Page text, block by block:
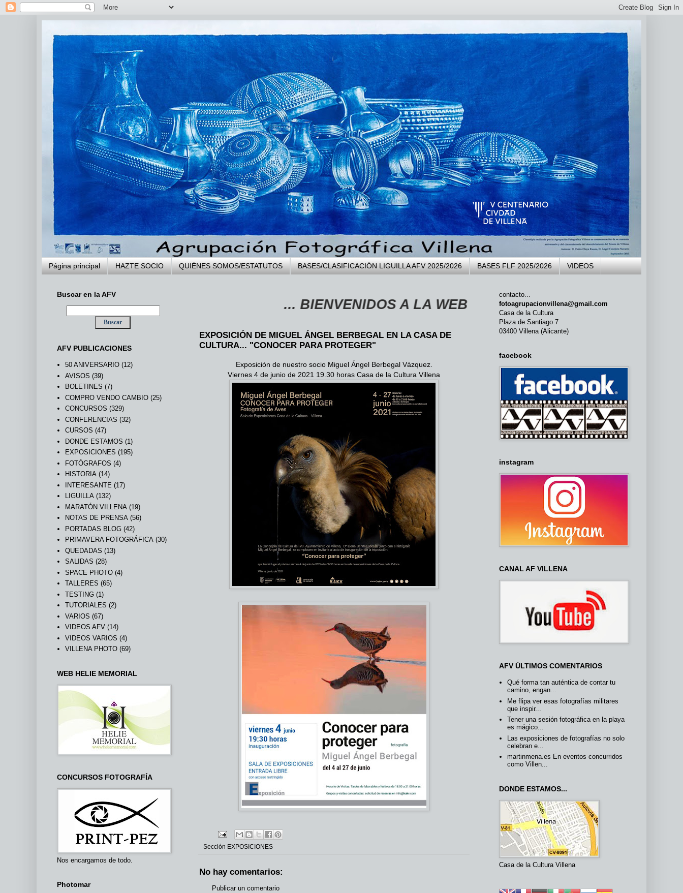
Página principal HAZTE SOCIO QUIÉNES SOMOS/ESTATUTOS BASES/CLASIFICACIÓN LIGUILLA AFV 2025/2026 BASES FLF 2025/2026 VIDEOS
... BIENVENIDOS A LA WEB DE LA AGRUPACIÓN
EXPOSICIÓN DE MIGUEL ÁNGEL BERBEGAL EN LA CASA DE
CULTURA... "CONOCER PARA PROTEGER"
Exposición de nuestro socio Miguel Ángel Berbegal Vázquez.
Viernes 4 de junio de 2021 19.30 horas Casa de la Cultura Villena
Sección EXPOSICIONES
No hay comentarios:
Publicar un comentario
Buscar en la AFV
AFV PUBLICACIONES
50 ANIVERSARIO (12)
AVISOS (39)
BOLETINES (7)
COMPRO VENDO CAMBIO (25)
CONCURSOS (329)
CONFERENCIAS (32)
CURSOS (47)
DONDE ESTAMOS (1)
EXPOSICIONES (195)
FOTÓGRAFOS (4)
HISTORIA (14)
INTERESANTE (17)
LIGUILLA (132)
MARATÓN VILLENA (19)
NOTAS DE PRENSA (56)
PORTADAS BLOG (42)
PRIMAVERA FOTOGRÁFICA (30)
QUEDADAS (13)
SALIDAS (28)
SPACE PHOTO (4)
TALLERES (65)
TESTING (1)
TUTORIALES (2)
VARIOS (67)
VIDEOS AFV (14)
VIDEOS VARIOS (4)
VILLENA PHOTO (69)
WEB HELIE MEMORIAL
CONCURSOS FOTOGRAFÍA
Nos encargamos de todo.
Photomar
contacto...
fotoagrupacionvillena@gmail.com
Casa de la Cultura
Plaza de Santiago 7
03400 Villena (Alicante)
facebook
instagram
CANAL AF VILLENA
AFV ÚLTIMOS COMENTARIOS
Qué forma tan auténtica de contar tu
camino, engan...
Me flipa ver esas fotografías militares
que inspir...
Tener una sesión fotográfica en la playa
es mágico...
Las exposiciones de fotografías no solo
celebran e...
martinmena.es En eventos concurridos
como Villen...
DONDE ESTAMOS...
Casa de la Cultura Villena